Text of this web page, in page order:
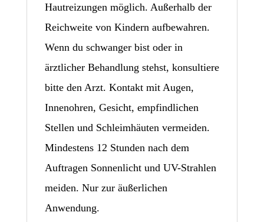
Hautreizungen möglich. Außerhalb der
Reichweite von Kindern aufbewahren.
Wenn du schwanger bist oder in
ärztlicher Behandlung stehst, konsultiere
bitte den Arzt. Kontakt mit Augen,
Innenohren, Gesicht, empfindlichen
Stellen und Schleimhäuten vermeiden.
Mindestens 12 Stunden nach dem
Auftragen Sonnenlicht und UV-Strahlen
meiden. Nur zur äußerlichen
Anwendung.